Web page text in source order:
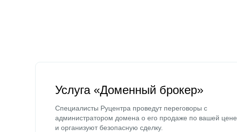
Услуга «Доменный брокер»
Специалисты Руцентра проведут переговоры с
администратором домена о его продаже по вашей цене
и организуют безопасную сделку.